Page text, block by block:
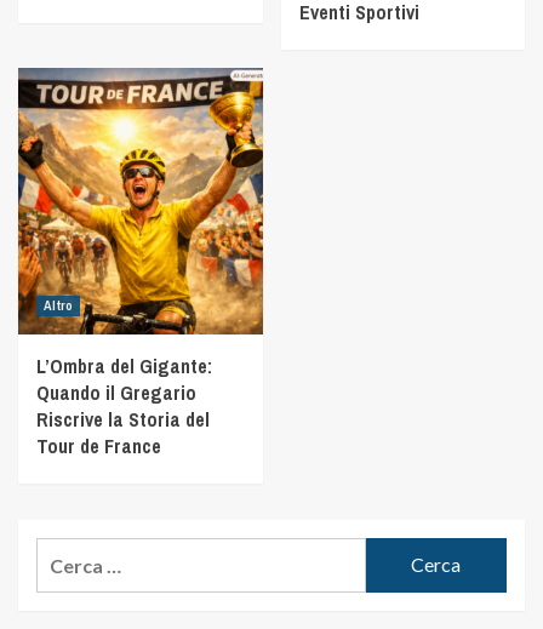
Eventi Sportivi
Altro
L’Ombra del Gigante:
Quando il Gregario
Riscrive la Storia del
Tour de France